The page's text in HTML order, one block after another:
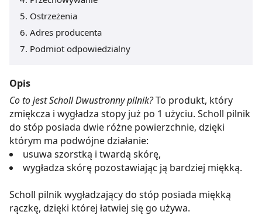
Ostrzeżenia
Adres producenta
Podmiot odpowiedzialny
Opis
Co to jest Scholl Dwustronny pilnik?To produkt, który
zmiękcza i wygładza stopy już po 1 użyciu. Scholl pilnik
do stóp posiada dwie różne powierzchnie, dzięki
którym ma podwójne działanie:
usuwa szorstką i twardą skórę,
wygładza skórę pozostawiając ją bardziej miękką.
Scholl pilnik wygładzający do stóp posiada miękką
rączkę, dzięki której łatwiej się go używa.